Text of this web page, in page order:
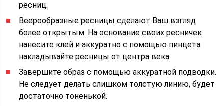
ресниц.
Веерообразные ресницы сделают Ваш взгляд
более открытым. На основание своих ресничек
нанесите клей и аккуратно с помощью пинцета
накладывайте ресницы от центра века.
Завершите образ с помощью аккуратной подводки.
Не следует делать слишком толстую линию, будет
достаточно тоненькой.